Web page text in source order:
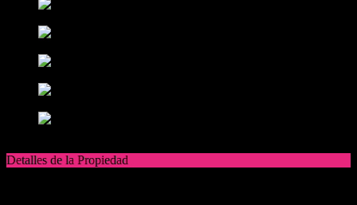
Detalles de la Propiedad